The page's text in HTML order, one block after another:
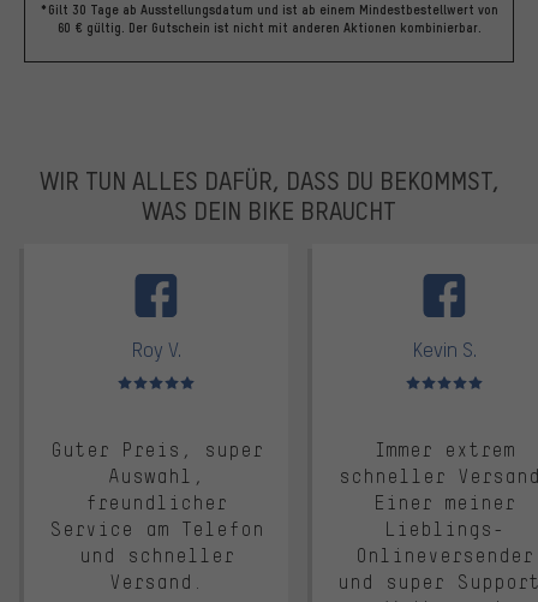
*Gilt 30 Tage ab Ausstellungsdatum und ist ab einem Mindestbestellwert von
60 € gültig. Der Gutschein ist nicht mit anderen Aktionen kombinierbar.
WIR TUN ALLES DAFÜR, DASS DU BEKOMMST,
WAS DEIN BIKE BRAUCHT
Roy V.
Bewertungen: 5 von 5
Guter Preis, super
Auswahl,
freundlicher
Service am Telefon
und schneller
Versand.
Kevin S.
Bewertungen: 5 von 5
Immer extrem
schneller
Einer meiner
Lieblings-
Onlineversender
und super